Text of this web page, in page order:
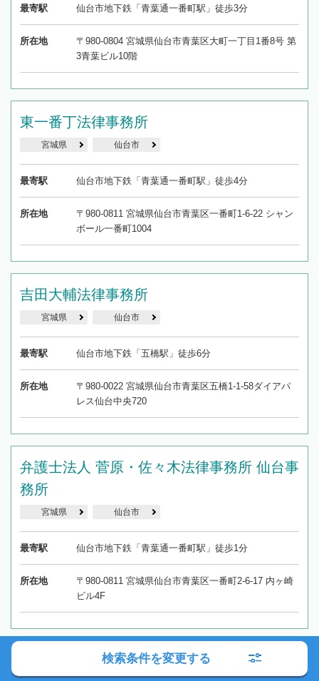
最寄駅 仙台市地下鉄「青葉通一番町駅」徒歩3分
所在地
〒980-0804 宮城県仙台市青葉区大町一丁目1番8号 第
3青葉ビル10階
東一番丁法律事務所
宮城県 仙台市
最寄駅 仙台市地下鉄「青葉通一番町駅」徒歩4分
所在地
〒980-0811 宮城県仙台市青葉区一番町1-6-22 シャン
ボール一番町1004
吉田大輔法律事務所
宮城県 仙台市
最寄駅 仙台市地下鉄「五橋駅」徒歩6分
所在地
〒980-0022 宮城県仙台市青葉区五橋1-1-58ダイアパ
レス仙台中央720
弁護士法人 菅原・佐々木法律事務所 仙台事
務所
宮城県 仙台市
最寄駅 仙台市地下鉄「青葉通一番町駅」徒歩1分
所在地
〒980-0811 宮城県仙台市青葉区一番町2-6-17 内ヶ崎
ビル4F
縄田法律事務所検索条件を変更する